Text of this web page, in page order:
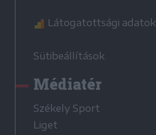
Látogatottsági adatok
Sütibeállítások
Médiatér
Székely Sport
Liget